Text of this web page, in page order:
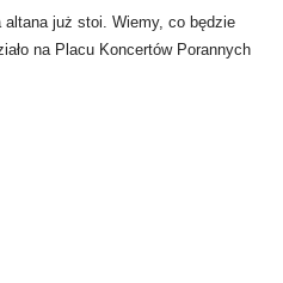
altana już stoi. Wiemy, co będzie
na Placu Koncertów Porannych